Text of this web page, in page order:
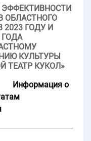
ЭФФЕКТИВНОСТИ
ОБЛАСТНОГО
ГОДУ И
КУЛЬТУРЫ
ТЕАТР КУКОЛ»
Информация о